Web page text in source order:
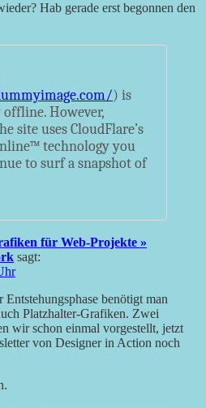
Hab gerade erst begonnen den
) is
However,
site uses CloudFlare’s
technology you
to surf a snapshot of
für Web-Projekte »
sagt:
benötigt man
Platzhalter-Grafiken. Zwei
wir schon einmal vorgestellt, jetzt
von Designer in Action noch